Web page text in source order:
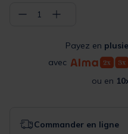
− 1 +
Payez en
avec
ou en
Commander en ligne